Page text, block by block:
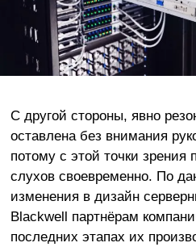
С другой стороны, явно
оставлена без внимания
потому с этой точки зрения
слухов своевременно. По
изменения в дизайн
Blackwell партнёрам
последних этапах их